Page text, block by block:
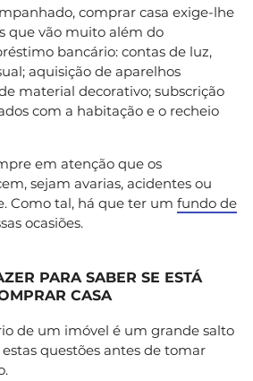
comprar casa exige-lhe
que vão muito além do
bancário: contas de luz,
aquisição de aparelhos
material decorativo; subscrição
com a habitação e o recheio
em atenção que os
sejam avarias, acidentes ou
Como tal, há que ter um fundo de
ocasiões.
PARA SABER SE ESTÁ
CASA
de um imóvel é um grande salto
questões antes de tomar